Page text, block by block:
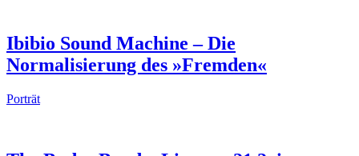
Ibibio Sound Machine – Die
Normalisierung des »Fremden«
Porträt